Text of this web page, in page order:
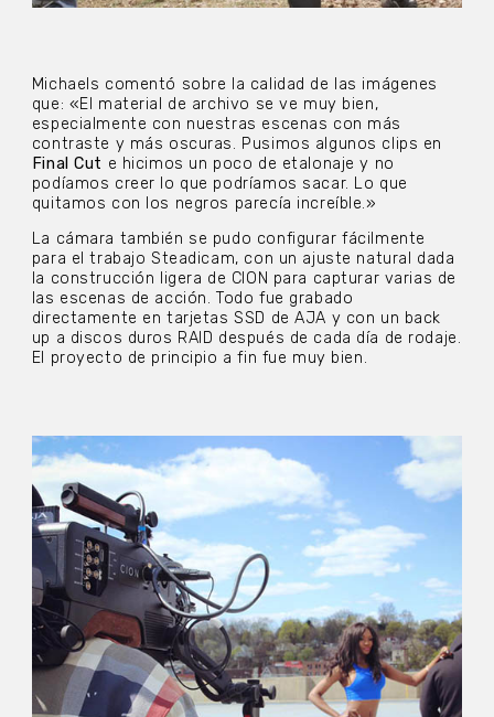
Michaels comentó sobre la calidad de las imágenes
que: «El material de archivo se ve muy bien,
especialmente con nuestras escenas con más
contraste y más oscuras. Pusimos algunos clips en
Final Cut e hicimos un poco de etalonaje y no
podíamos creer lo que podríamos sacar. Lo que
quitamos con los negros parecía increíble.»
La cámara también se pudo configurar fácilmente
para el trabajo Steadicam, con un ajuste natural dada
la construcción ligera de CION para capturar varias de
las escenas de acción. Todo fue grabado
directamente en tarjetas SSD de AJA y con un back
up a discos duros RAID después de cada día de rodaje.
El proyecto de principio a fin fue muy bien.